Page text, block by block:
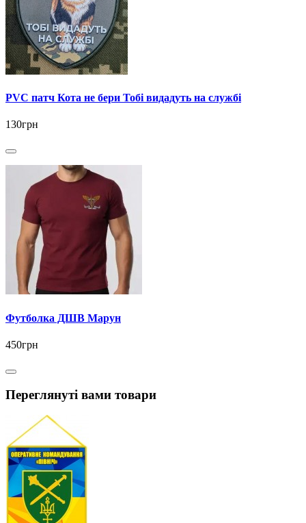
PVC патч Кота не бери Тобі видадуть на службі
130грн
Футболка ДШВ Марун
450грн
Переглянуті вами товари